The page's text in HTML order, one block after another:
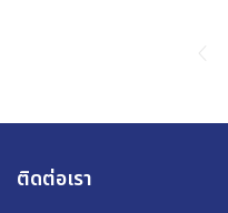
ติดต่อเรา